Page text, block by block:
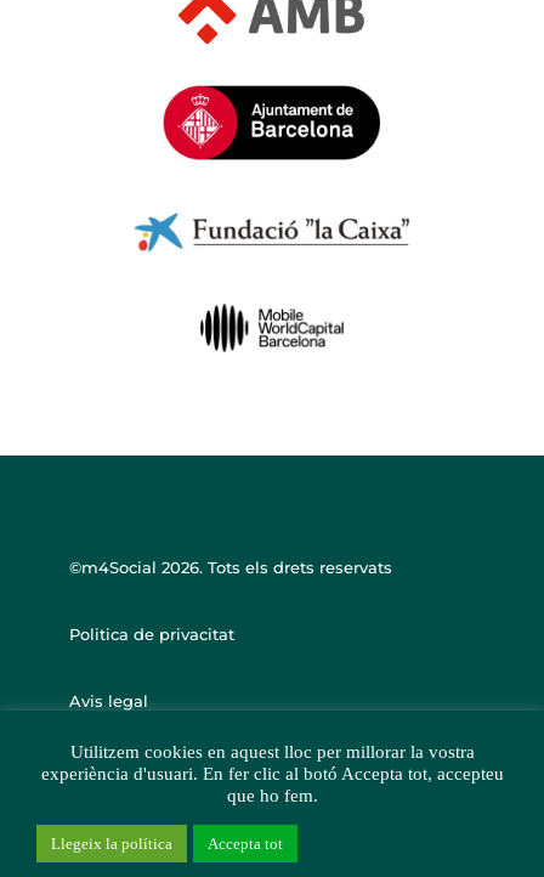
©m4Social 2026. Tots els drets reservats
Politica de privacitat
Avis legal
Utilitzem cookies en aquest lloc per millorar la vostra
experiència d'usuari. En fer clic al botó Accepta tot, accepteu
que ho fem.
Llegeix la política Accepta tot